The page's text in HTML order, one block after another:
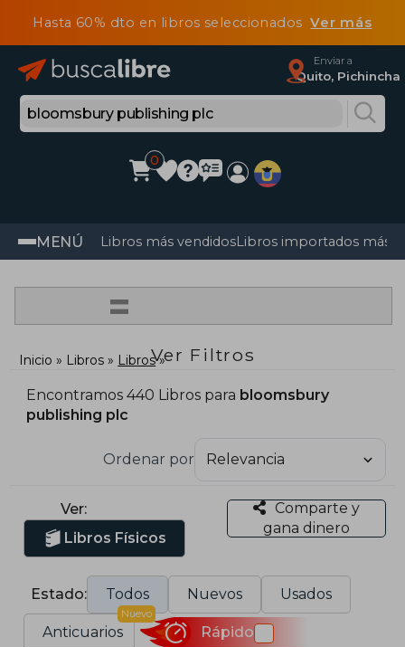
Hasta 60% dto en libros seleccionadosVer más
Enviar a
Quito, Pichincha
0
MENÚ Libros más vendidosLibros importados más
=
Ver Filtros
Inicio Libros Libros
Encontramos 440 Libros para bloomsbury
publishing plc
Ordenar por
Ver:
Libros Físicos
Comparte y
gana dinero
Estado: Todos Nuevos Usados
Anticuarios
Nuevo
Rápido